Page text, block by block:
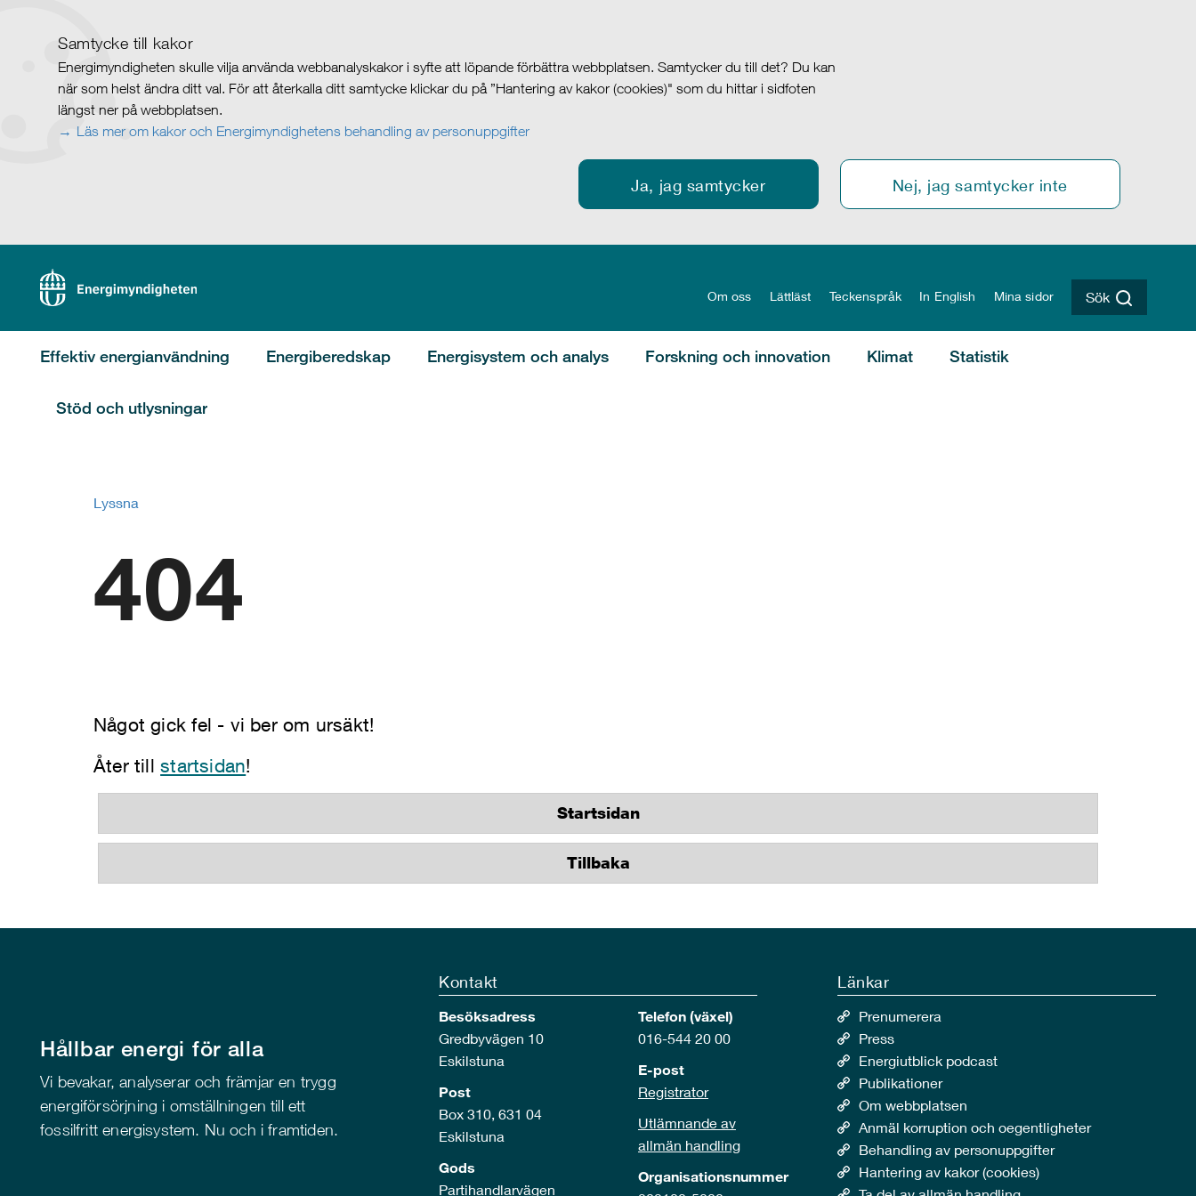
Samtycke till kakor
Energimyndigheten skulle vilja använda webbanalyskakor i syfte att löpande förbättra webbplatsen. Samtycker du till det? Du kan
när som helst ändra ditt val. För att återkalla ditt samtycke klickar du på ”Hantering av kakor (cookies)" som du hittar i sidfoten
längst ner på webbplatsen.
Läs mer om kakor och Energimyndighetens behandling av personuppgifter
Ja, jag samtycker Nej, jag samtycker inte
Om oss Lättläst Teckenspråk In English Mina sidor Sök
Effektiv energianvändning Energiberedskap Energisystem och analys Forskning och innovation Klimat Statistik
Stöd och utlysningar
Lyssna
404
Något gick fel - vi ber om ursäkt!
Åter tillstartsidan!
Startsidan
Tillbaka
Hållbar energi för alla
Vi bevakar, analyserar och främjar en trygg
energiförsörjning i omställningen till ett
fossilfritt energisystem. Nu och i framtiden.
Kontakt
Besöksadress
Gredbyvägen 10
Eskilstuna
Post
Box 310, 631 04
Eskilstuna
Gods
Partihandlarvägen
Telefon (växel)
016-544 20 00
E-post
Registrator
Utlämnande av
allmän handling
Organisationsnummer
Länkar
Prenumerera
Press
Energiutblick podcast
Publikationer
Om webbplatsen
Anmäl korruption och oegentligheter
Behandling av personuppgifter
Hantering av kakor (cookies)